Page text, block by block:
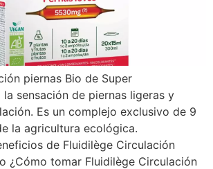
piernas Bio de Super
sensación de piernas ligeras y
Es un complejo exclusivo de 9
la agricultura ecológica.
de Fluidilège Circulación
¿Cómo tomar Fluidilège Circulación